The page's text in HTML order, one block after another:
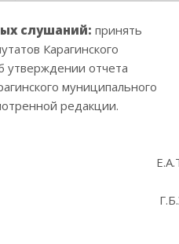
слушаний: принять
Карагинского
утверждении отчета
муниципального
редакции.